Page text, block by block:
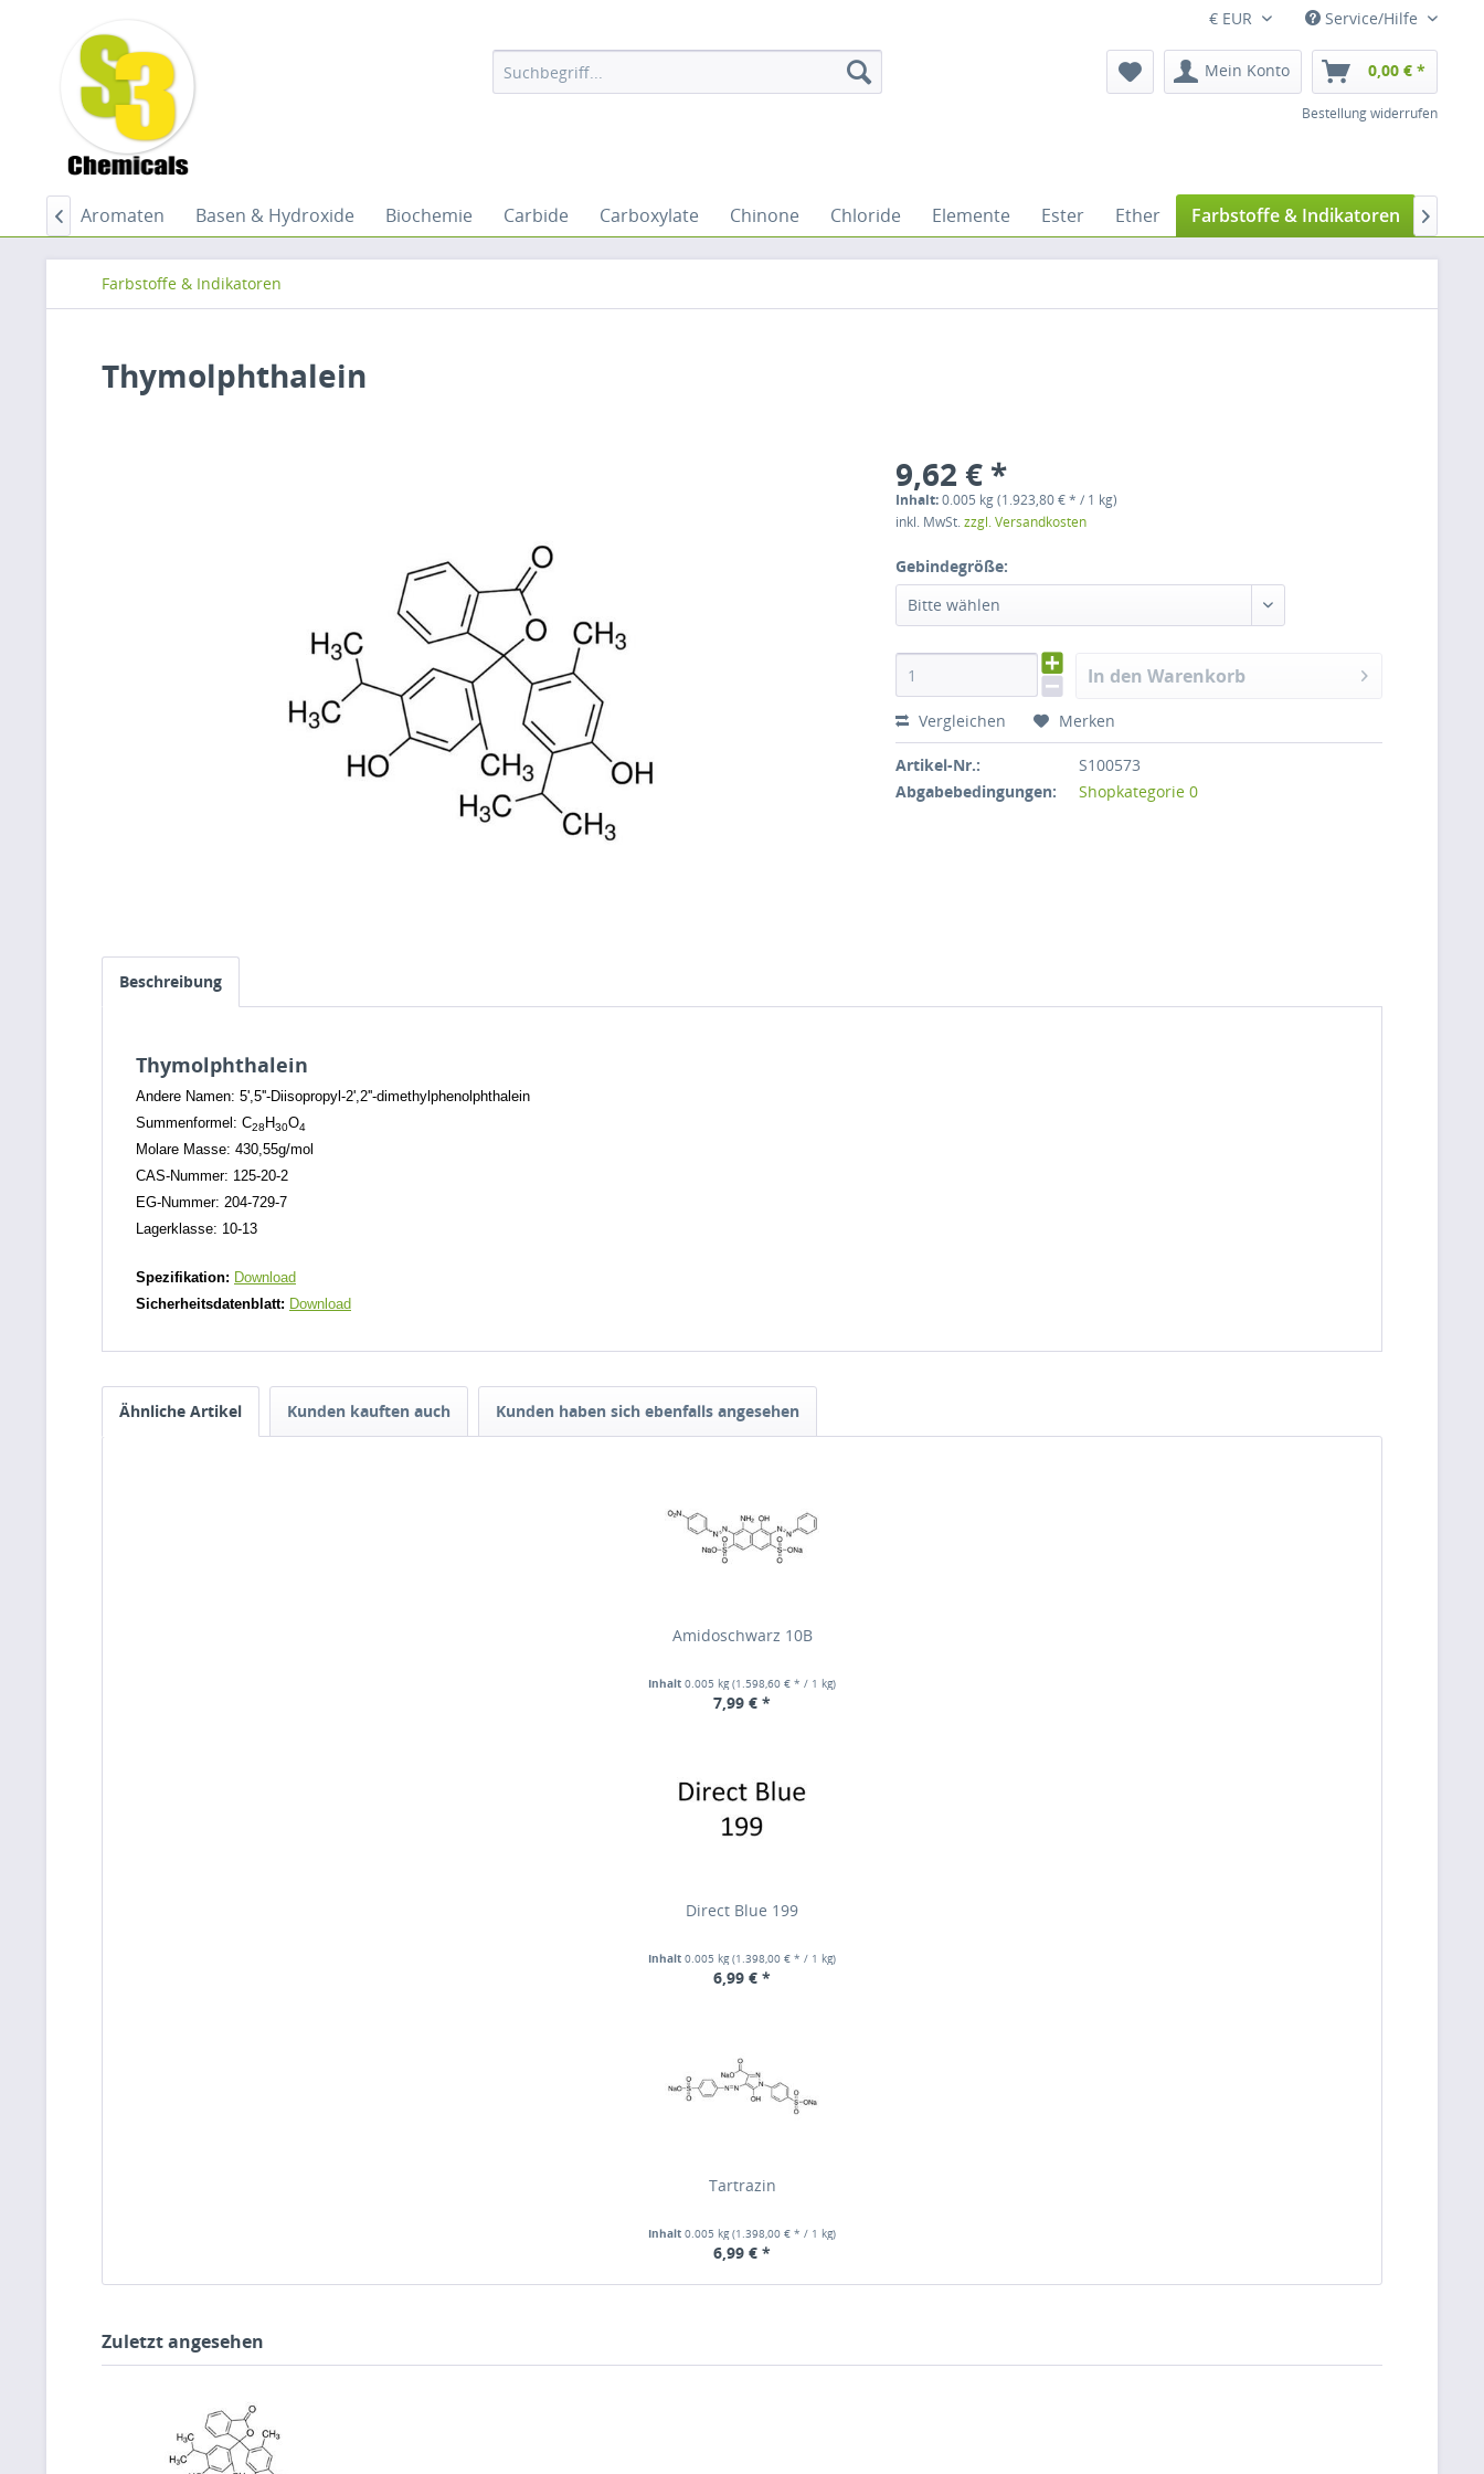
€ EUR Service/Hilfe
Mein Konto 0,00 € *
Bestellung widerrufen
Aromaten Basen & Hydroxide Biochemie Carbide Carboxylate Chinone Chloride Elemente Ester Ether Farbstoffe & Indikatoren
 
Farbstoffe & Indikatoren
Thymolphthalein
9,62 € *
Inhalt:0.005 kg (1.923,80 € * / 1 kg)
inkl. MwSt.zzgl. Versandkosten
Gebindegröße:
Bitte wählen
In den Warenkorb
Vergleichen Merken
Artikel-Nr.:
S100573
Abgabebedingungen:
Shopkategorie 0
Beschreibung
Thymolphthalein
Andere Namen: 5',5''-Diisopropyl-2',2''-dimethylphenolphthalein
Summenformel: C28 H30O4
Molare Masse: 430,55g/mol
CAS-Nummer: 125-20-2
EG-Nummer: 204-729-7
Lagerklasse: 10-13
Spezifikation: Download
Sicherheitsdatenblatt: Download
Ähnliche Artikel Kunden kauften auch Kunden haben sich ebenfalls angesehen
Amidoschwarz 10B
Inhalt 0.005 kg(1.598,60 € * / 1 kg)
7,99 € *
Direct Blue 199
Inhalt 0.005 kg(1.398,00 € * / 1 kg)
6,99 € *
Tartrazin
Inhalt 0.005 kg(1.398,00 € * / 1 kg)
6,99 € *
Zuletzt angesehen